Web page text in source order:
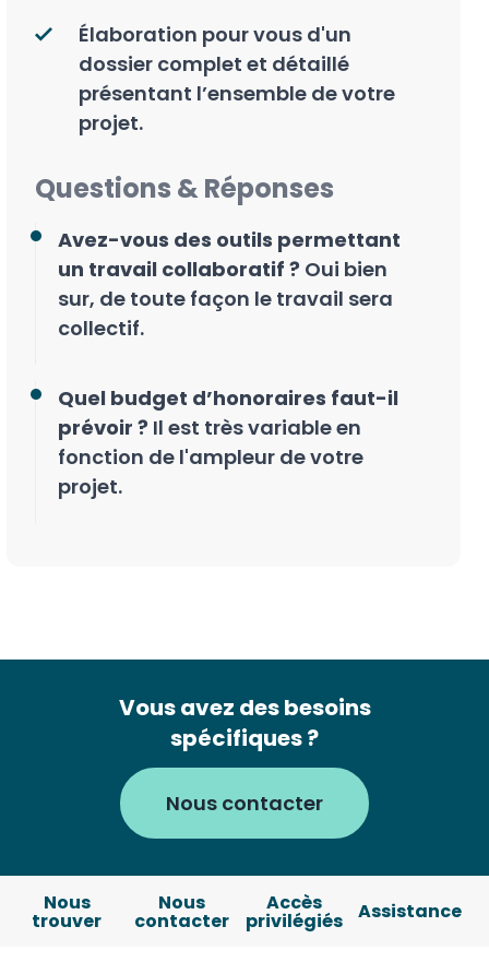
Élaboration pour vous d'un
dossier complet et détaillé
présentant l’ensemble de votre
projet.
Questions & Réponses
Avez-vous des outils permettant
un travail collaboratif ? Oui bien
sur, de toute façon le travail sera
collectif.
Quel budget d’honoraires faut-il
prévoir ? Il est très variable en
fonction de l'ampleur de votre
projet.
Vous avez des besoins
spécifiques ?
Nous contacter
Nous
trouver
Nous
contacter
Accès
privilégiés Assistance